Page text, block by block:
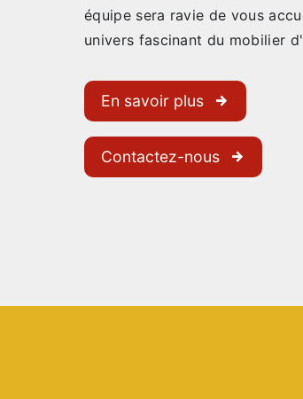
équipe sera ravie de vous
univers fascinant du mobilier
En savoir plus
Contactez-nous